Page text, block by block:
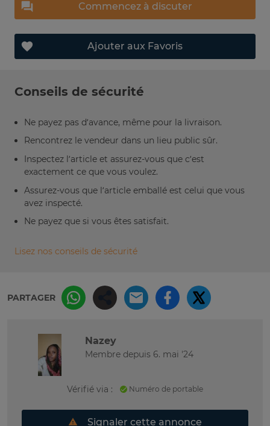
Commencez à discuter
Ajouter aux Favoris
Conseils de sécurité
Ne payez pas d’avance, même pour la livraison.
Rencontrez le vendeur dans un lieu public sûr.
Inspectez l’article et assurez-vous que c’est
exactement ce que vous voulez.
Assurez-vous que l’article emballé est celui que vous
avez inspecté.
Ne payez que si vous êtes satisfait.
Lisez nos conseils de sécurité
PARTAGER
Nazey
Membre depuis 6. mai '24
Vérifié via : Numéro de portable
Signaler cette annonce